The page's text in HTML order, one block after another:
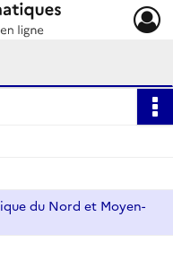
du Nord et Moyen-